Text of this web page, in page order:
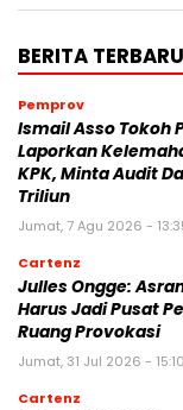
BERITA TERBARU
Pemprov
Ismail Asso Tokoh
Laporkan
KPK, Minta Audit
Triliun
Jumat, 7 Agu 2026 -
Cartenz
Julles Ongge:
Harus Jadi Pusat
Ruang Provokasi
Jumat, 31 Jul 2026 -
Cartenz